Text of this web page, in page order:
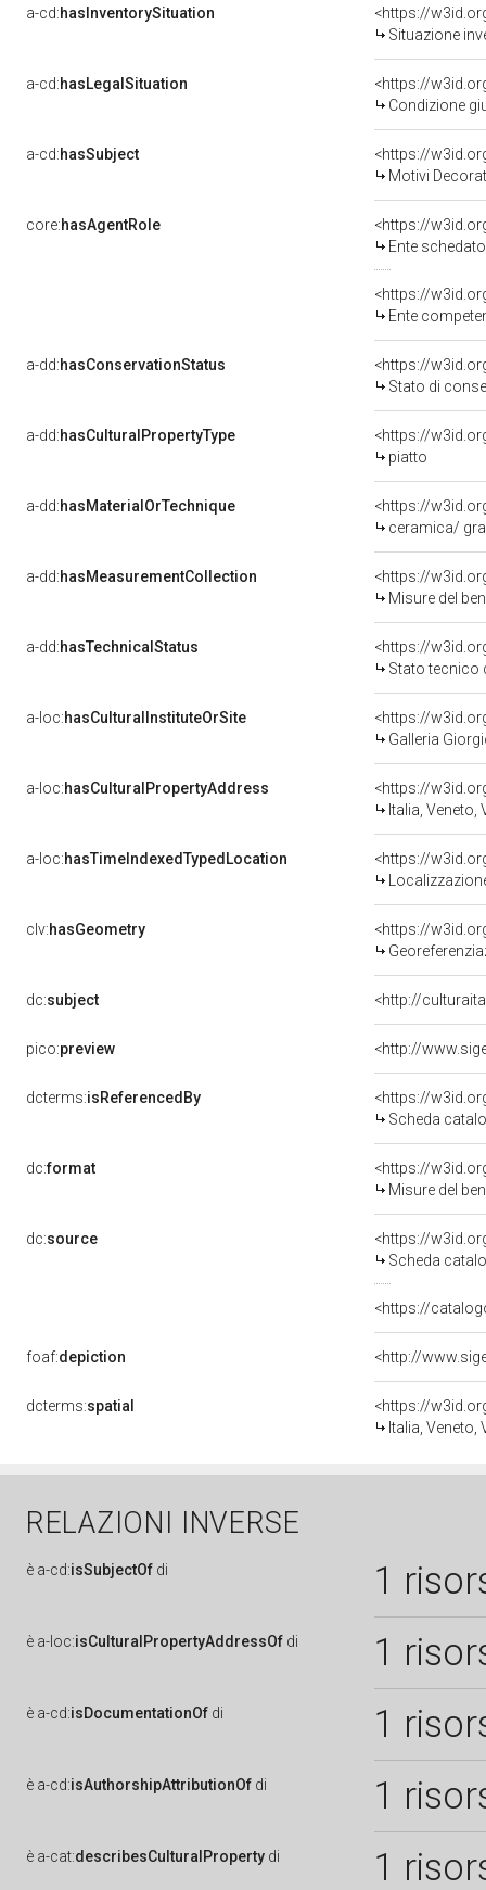
a-cd:hasInventorySituation
<https://
Situazione
a-cd:hasLegalSituation
<https://
Condizione
a-cd:hasSubject
<https://
Motivi
core:hasAgentRole
<https://
Ente
<https://
Ente competente per tutela
a-dd:hasConservationStatus
<https://
Stato di
a-dd:hasCulturalPropertyType
piatto
a-dd:hasMaterialOrTechnique
<https://
ceramica/
a-dd:hasMeasurementCollection
<https://
Misure del
a-dd:hasTechnicalStatus
<https://
Stato tecnico
a-loc:hasCulturalInstituteOrSite
<https://
Galleria
a-loc:hasCulturalPropertyAddress
<https://
Italia, Veneto,
a-loc:hasTimeIndexedTypedLocation
<https://
clv:hasGeometry
<https://
dc:subject <http://
pico:preview
dcterms:isReferencedBy
<https://
Scheda
dc:format
<https://
Misure del
dc:source
<https://
Scheda
<https://
foaf:depiction
dcterms:spatial
<https://
Italia, Veneto,
RELAZIONI INVERSE
è a-cd:isSubjectOf di 1
è a-loc:isCulturalPropertyAddressOf di 1
è a-cd:isDocumentationOf di 1
è a-cd:isAuthorshipAttributionOf di 1
è a-cat:describesCulturalProperty di 1